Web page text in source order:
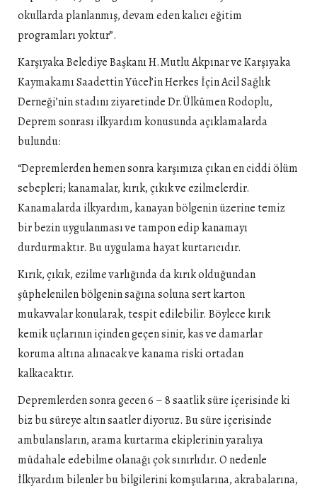
okullarda planlanmış, devam eden kalıcı eğitim
programları yoktur”.
Karşıyaka Belediye Başkanı H.Mutlu Akpınar ve Karşıyaka
Kaymakamı Saadettin Yücel’in Herkes İçin Acil Sağlık
Derneği’nin stadını ziyaretinde Dr.Ülkümen Rodoplu,
Deprem sonrası ilkyardım konusunda açıklamalarda
bulundu:
“Depremlerden hemen sonra karşımıza çıkan en ciddi ölüm
sebepleri; kanamalar, kırık, çıkık ve ezilmelerdir.
Kanamalarda ilkyardım, kanayan bölgenin üzerine temiz
bir bezin uygulanması ve tampon edip kanamayı
durdurmaktır. Bu uygulama hayat kurtarıcıdır.
Kırık, çıkık, ezilme varlığında da kırık olduğundan
şüphelenilen bölgenin sağına soluna sert karton
mukavvalar konularak, tespit edilebilir. Böylece kırık
kemik uçlarının içinden geçen sinir, kas ve damarlar
koruma altına alınacak ve kanama riski ortadan
kalkacaktır.
Depremlerden sonra gecen 6 – 8 saatlik süre içerisinde ki
biz bu süreye altın saatler diyoruz. Bu süre içerisinde
ambulansların, arama kurtarma ekiplerinin yaralıya
müdahale edebilme olanağı çok sınırlıdır. O nedenle
İlkyardım bilenler bu bilgilerini komşularına, akrabalarına,